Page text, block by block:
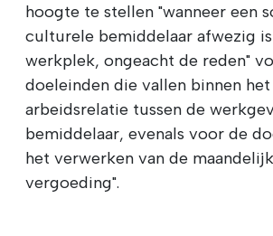
hoogte te stellen "wanneer een
culturele bemiddelaar afwezig
werkplek, ongeacht de reden"
doeleinden die vallen binnen
arbeidsrelatie tussen de
bemiddelaar, evenals voor de
het verwerken van de
vergoeding".